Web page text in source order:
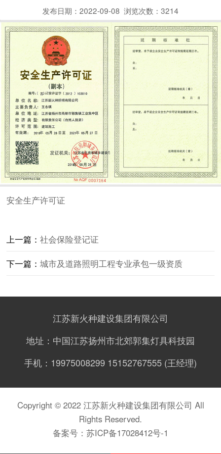
发布日期：2022-09-08 浏览次数：3214
安全生产许可证
上一篇：社会保险登记证
下一篇：城市及道路照明工程专业承包一级资质
江苏新火种建设集团有限公司
地址：中国江苏扬州市北郊郭集灯具科技园
手机：19975008299 15152767555 (王经理)
Copyright © 2022 江苏新火种建设集团有限公司 All
Rights Reserved.
备案号： 苏ICP备17028412号-1